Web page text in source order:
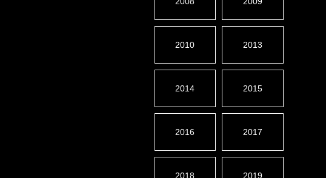
2010 2013
2014 2015
2016 2017
2018 2019